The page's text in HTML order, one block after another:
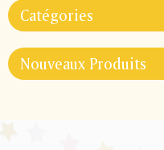
Catégories
Nouveaux Produits